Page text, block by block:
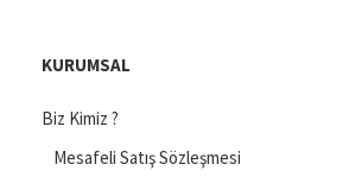
KURUMSAL
Biz Kimiz ?
Mesafeli Satış Sözleşmesi